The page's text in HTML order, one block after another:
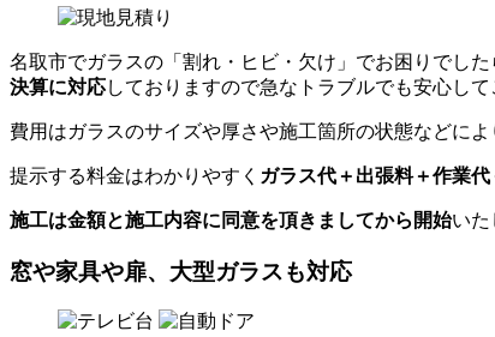
名取市でガラスの「割れ・ヒビ・欠け」でお困りでした
決算に対応しておりますので急なトラブルでも安心して
費用はガラスのサイズや厚さや施工箇所の状態などに
提示する料金はわかりやすく ガラス代＋出張料＋作業
施工は金額と施工内容に同意を頂きましてから開始いた
窓や家具や扉、大型ガラスも対応